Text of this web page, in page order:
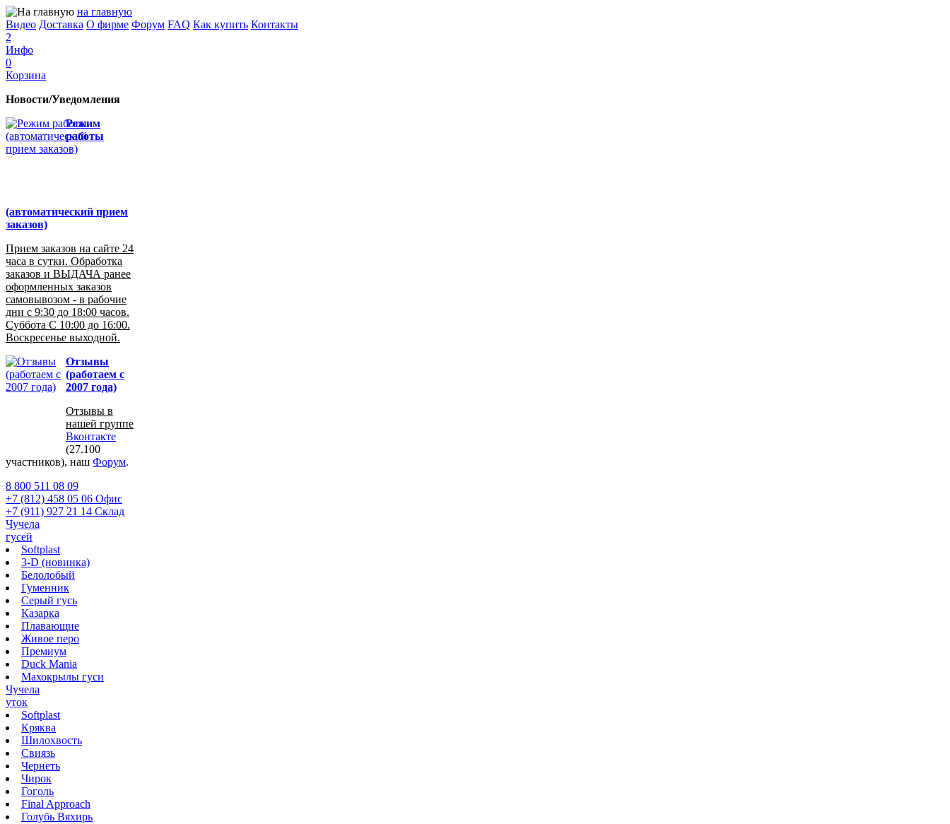
на главную
Видео Доставка О фирме Форум FAQ Как купить Контакты
2
Инфо
0
Корзина
Новости/Уведомления
Режим
работы
(автоматический прием
заказов)
Прием заказов на сайте 24
часа в сутки. Обработка
заказов и ВЫДАЧА ранее
оформленных заказов
самовывозом - в рабочие
дни с 9:30 до 18:00 часов.
Суббота С 10:00 до 16:00.
Воскресенье выходной.
Отзывы
(работаем с
2007 года)
Отзывы в
нашей группе
Вконтакте
(27.100
участников), наш Форум.
8 800 511 08 09
+7 (812) 458 05 06 Офис
+7 (911) 927 21 14 Склад
Чучела
гусей
Softplast
3-D (новинка)
Белолобый
Гуменник
Серый гусь
Казарка
Плавающие
Живое перо
Премиум
Duck Mania
Махокрылы гуси
Чучела
уток
Softplast
Кряква
Шилохвость
Свиязь
Чернеть
Чирок
Гоголь
Final Approach
Голубь Вяхирь